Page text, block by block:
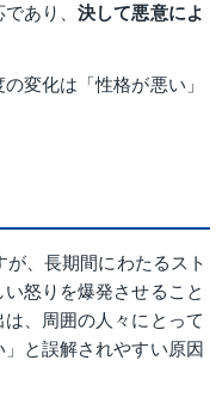
であり、決して悪意によ
変化は「性格が悪い」
、長期間にわたるスト
怒りを爆発させること
、周囲の人々にとって
と誤解されやすい原因